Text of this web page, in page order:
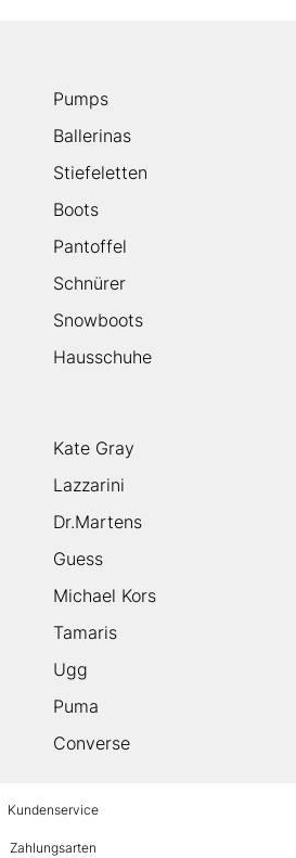
Pumps
Ballerinas
Stiefeletten
Boots
Pantoffel
Schnürer
Snowboots
Hausschuhe
Kate Gray
Lazzarini
Dr.Martens
Guess
Michael Kors
Tamaris
Ugg
Puma
Converse
Kundenservice
Zahlungsarten